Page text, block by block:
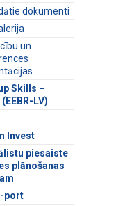
dokumenti
un
Skills –
LV)
Invest
piesaiste
plānošanas
port